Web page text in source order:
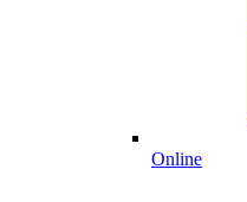
Online